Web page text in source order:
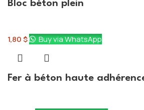
Bloc béton plein
1,80$ Buy via WhatsApp
Fer à béton haute